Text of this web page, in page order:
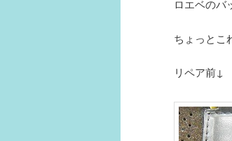
ロエベのバ
ちょっとこ
リペア前↓